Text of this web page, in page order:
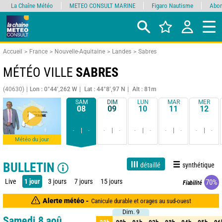
Accueil France Nouvelle-Aquitaine Landes Sabres
MÉTÉO VILLE SABRES
(40630) Lon : 0°44’,262 W Lat : 44°8’,97 N Alt : 81m
Météo du jour
SAM
08
- -
DIM
09
- -
LUN
10
- -
MAR
11
- -
MER
12
- -
BULLETIN détaillé synthétique
Live 1 jour 3 jours 7 jours 15 jours Fiabilité 70%
Alerte météo - Canicule durable et orages au sud-ouest
Dim. 9
Dim. 9
La Chaîne Météo METEO CONSULT MARINE Figaro Nautisme